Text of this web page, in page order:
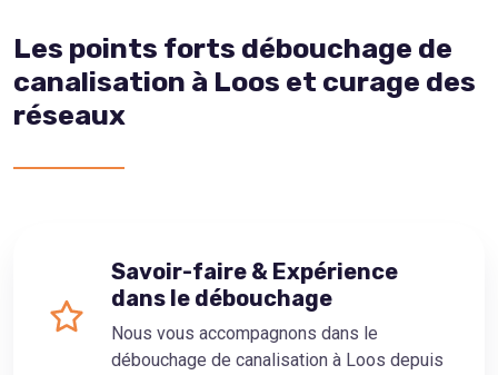
Les points forts débouchage de
canalisation à Loos et curage des
réseaux
Savoir-faire & Expérience
dans le débouchage
Nous vous accompagnons dans le
débouchage de canalisation à Loos depuis